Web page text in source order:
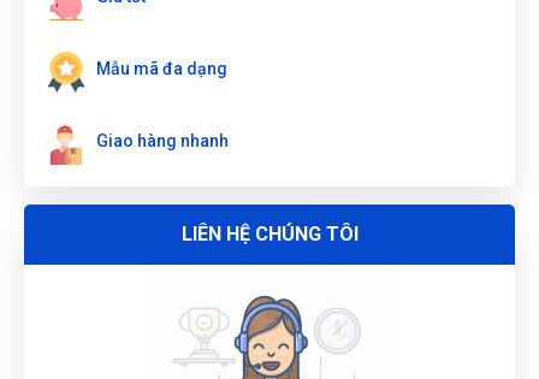
Mẫu mã đa dạng
Giao hàng nhanh
LIÊN HỆ CHÚNG TÔI